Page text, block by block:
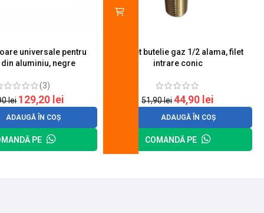
universale pentru
aluminiu, negre
(3)
lei 129,20 lei
ADAUGĂ ÎN COȘ
PE
Robinet butelie gaz 1/2 alama, filet
intrare conic
51,90lei44,90 lei
ADAUGĂ ÎN COȘ
COMANDĂ PE